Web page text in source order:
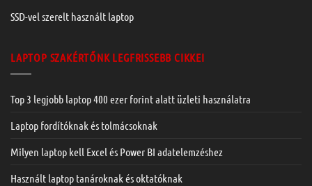
SSD-vel szerelt használt laptop
LAPTOP SZAKÉRTŐNK LEGFRISSEBB CIKKEI
Top 3 legjobb laptop 400 ezer forint alatt üzleti használatra
Laptop fordítóknak és tolmácsoknak
Milyen laptop kell Excel és Power BI adatelemzéshez
Használt laptop tanároknak és oktatóknak